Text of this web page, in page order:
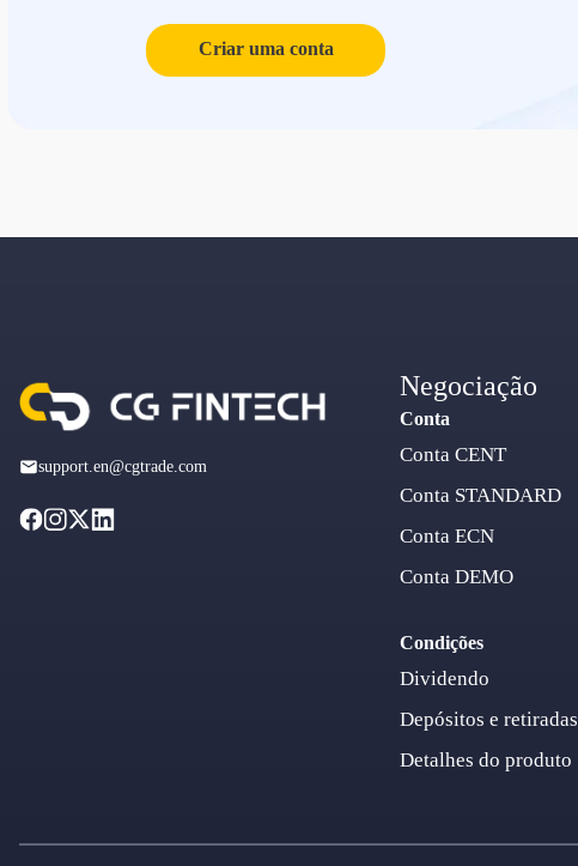
Criar uma conta
support.en@cgtrade.com
Negociação
Conta
Conta CENT
Conta STANDARD
Conta ECN
Conta DEMO
Condições
Dividendo
Depósitos e retiradas
Detalhes do produto